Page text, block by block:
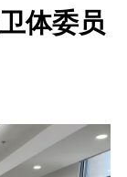
体委员